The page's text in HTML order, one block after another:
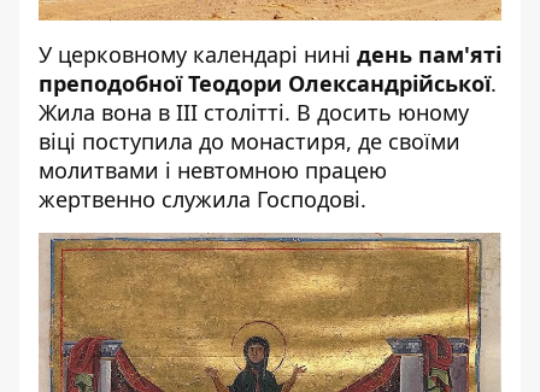
У церковному календарі нині день пам'яті
преподобної Теодори Олександрійської.
Жила вона в III столітті. В досить юному
віці поступила до монастиря, де своїми
молитвами і невтомною працею
жертвенно служила Господові.